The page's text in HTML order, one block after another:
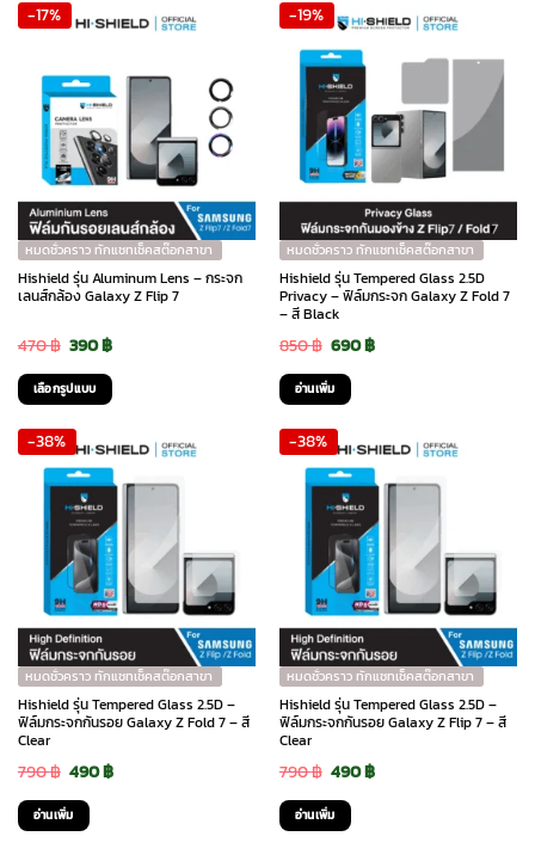
1,090 ฿.690 ฿.
through
product
has
multiple
variants.
options
may
be
chosen
on
the
product
page
-17%
หมดชั่วคราว ทักแชทเช็คสต๊อกสาขา
Hishield รุ่น Aluminum Lens – กระจก
เลนส์กล้อง Galaxy Z Flip 7
470฿ Original
price
was:
470 ฿.
390฿Current
price
390 ฿.
เลือกรูปแบบ
product
has
multiple
variants.
options
may
be
chosen
on
the
product
page
-19%
หมดชั่วคราว ทักแชทเช็คสต๊อกสาขา
Hishield รุ่น Tempered Glass 2.5D
Privacy – ฟิล์มกระจก Galaxy Z Fold 7
– สี Black
850฿ Original
price
was:
850 ฿.
690฿Current
690 ฿.
อ่านเพิ่ม
-38%
หมดชั่วคราว ทักแชทเช็คสต๊อกสาขา
Hishield รุ่น Tempered Glass 2.5D –
ฟิล์มกระจกกันรอย Galaxy Z Fold 7 – สี
Clear
790฿ Original
price
was:
490฿Current
อ่านเพิ่ม
-38%
หมดชั่วคราว ทักแชทเช็คสต๊อกสาขา
Hishield รุ่น Tempered Glass 2.5D –
ฟิล์มกระจกกันรอย Galaxy Z Flip 7 – สี
Clear
790฿ Original
price
was:
490฿Current
อ่านเพิ่ม